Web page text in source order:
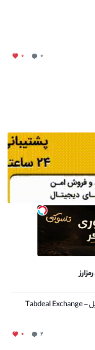
۰ ۰
نقد و بررسی صرافی تبدیل – Tabdeal Exchange
۲ ۰